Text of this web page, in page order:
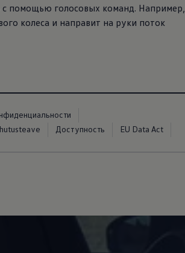
с помощью голосовых команд. Например,
колеса и направит на руки поток
Доступность EU Data Act